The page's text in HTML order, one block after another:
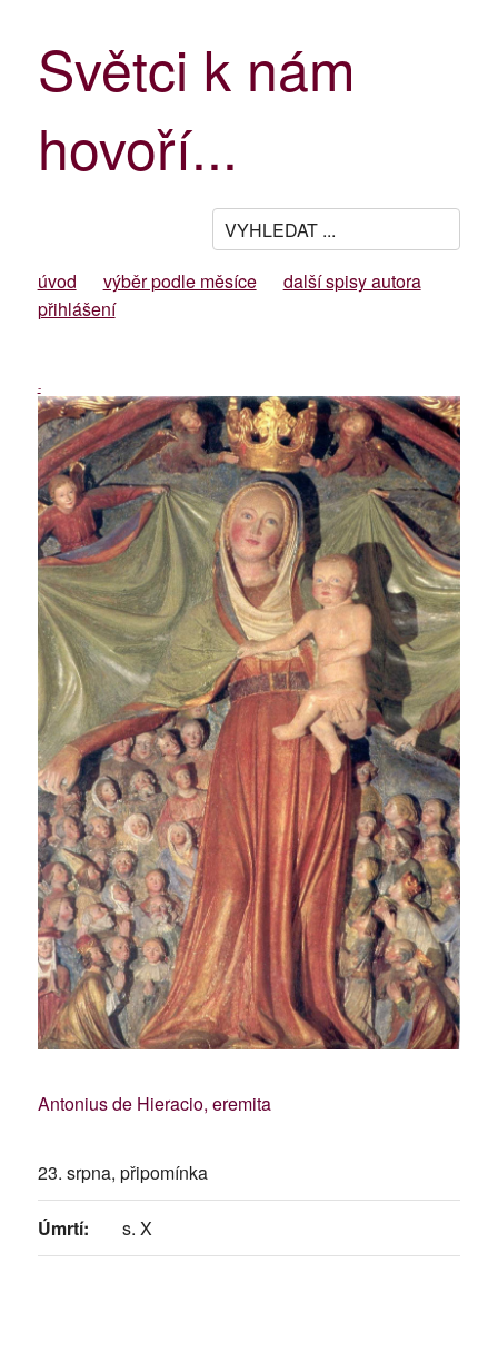
Světci k nám
hovoří...
úvod výběr podle měsíce
další spisy autora
přihlášení
-
Antonius de Hieracio, eremita
23. srpna, připomínka
Úmrtí: s. X